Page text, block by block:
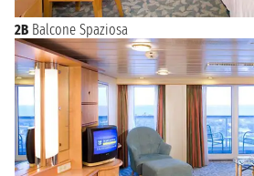
2B Balcone Spaziosa